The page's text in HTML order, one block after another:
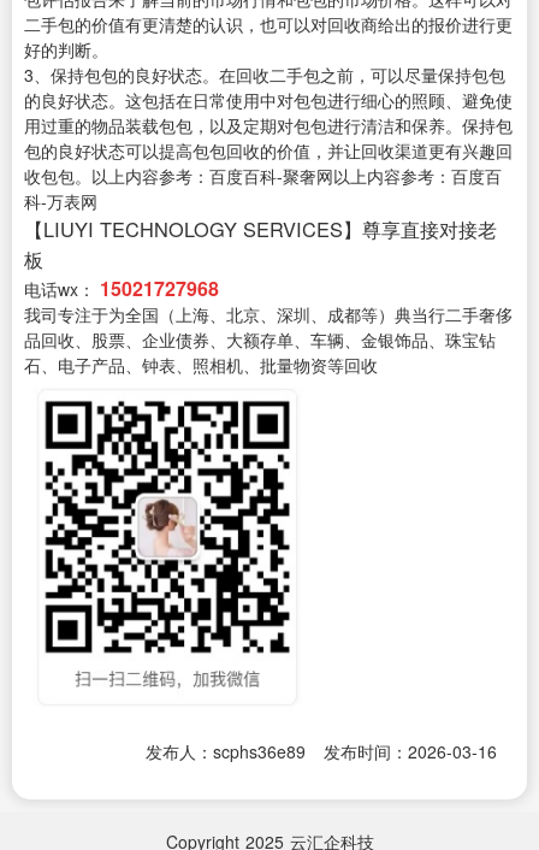
二手包的价值有更清楚的认识，也可以对回收商给出的报价进行更
好的判断。
3、保持包包的良好状态。在回收二手包之前，可以尽量保持包包
的良好状态。这包括在日常使用中对包包进行细心的照顾、避免使
用过重的物品装载包包，以及定期对包包进行清洁和保养。保持包
包的良好状态可以提高包包回收的价值，并让回收渠道更有兴趣回
收包包。以上内容参考：百度百科-聚奢网以上内容参考：百度百
科-万表网
【LIUYI TECHNOLOGY SERVICES】尊享直接对接老
板
电话wx： 15021727968
我司专注于为全国（上海、北京、深圳、成都等）典当行二手奢侈
品回收、股票、企业债券、大额存单、车辆、金银饰品、珠宝钻
石、电子产品、钟表、照相机、批量物资等回收
发布人：scphs36e89 发布时间：2026-03-16
Copyright 2025 云汇企科技